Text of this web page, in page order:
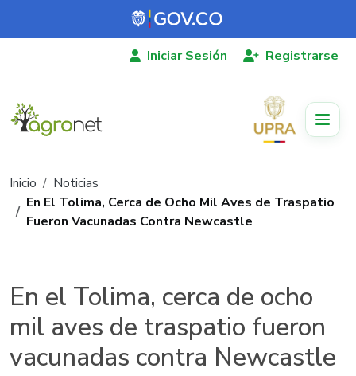
Pasar al contenido principal
Iniciar Sesión Registrarse
Ruta de navegación
Inicio
Noticias
En El Tolima, Cerca de Ocho Mil Aves de Traspatio
Fueron Vacunadas Contra Newcastle
En el Tolima, cerca de ocho
mil aves de traspatio fueron
vacunadas contra Newcastle